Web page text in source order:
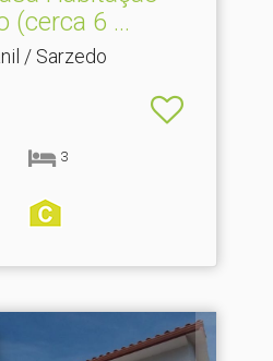
(cerca 6 .​..
/ Sarzedo
3